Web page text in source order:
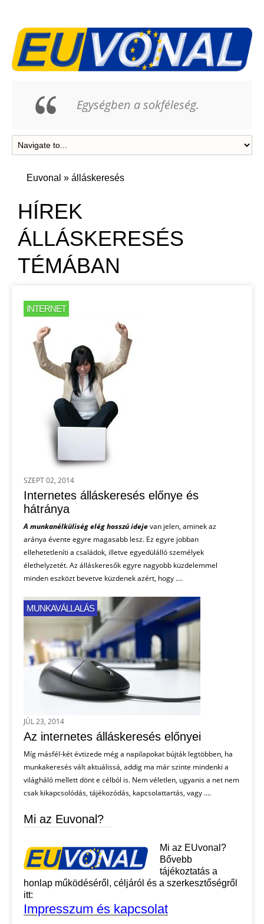
Egységben a sokféleség.
Euvonal » álláskeresés
HÍREK
ÁLLÁSKERESÉS
TÉMÁBAN
INTERNET
SZEPT 02, 2014
Internetes álláskeresés előnye és
hátránya
A munkanélküliség elég hosszú idejevan jelen, aminek az
aránya évente egyre magasabb lesz. Ez egyre jobban
ellehetetleníti a családok, illetve egyedülálló személyek
élethelyzetét. Az álláskeresők egyre nagyobb küzdelemmel
minden eszközt bevetve küzdenek azért, hogy ....
MUNKAVÁLLALÁS
JÚL 23, 2014
Az internetes álláskeresés előnyei
Míg másfél-két évtizede még a napilapokat bújták legtöbben, ha
munkakeresés vált aktuálissá, addig ma már szinte mindenki a
világháló mellett dönt e célból is. Nem véletlen, ugyanis a net nem
csak kikapcsolódás, tájékozódás, kapcsolattartás, vagy ....
Mi az Euvonal?
Mi az EUvonal?
Bővebb
tájékoztatás a
honlap működéséről, céljáról és a szerkesztőségről
itt:
Impresszum és kapcsolat